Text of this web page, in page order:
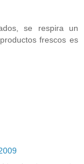
se respira un
frescos es